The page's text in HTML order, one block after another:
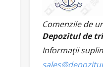
Comenzile de
Depozitul de
Informaţii